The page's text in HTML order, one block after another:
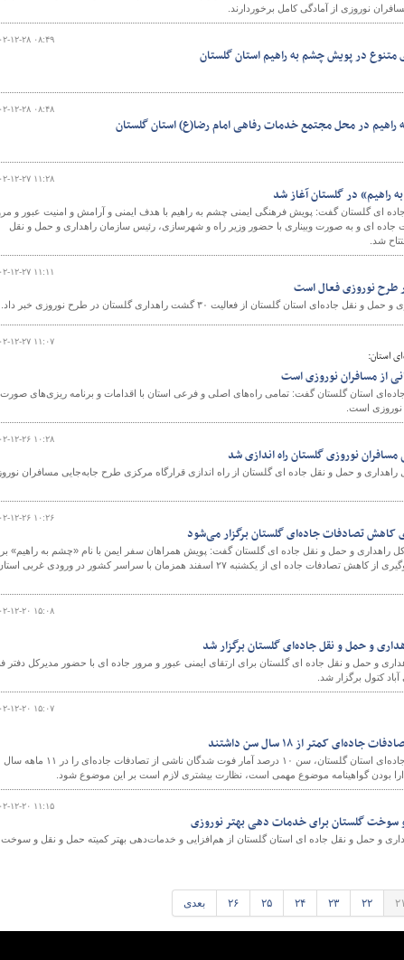
نوروزی از آمادگی کامل برخوردارند.
۱۴۰۲-۱۲-۲۸
متنوع در پویش چشم به راهیم استان گلستان
۱۴۰۲-۱۲-۲۸
راهیم در محل مجتمع خدمات رفاهی امام رضا(ع) استان گلستان
۱۴۰۲-۱۲-۲۷
راهیم» در گلستان آغاز شد
ای گلستان گفت: پویش فرهنگی ایمنی چشم به راهیم با هدف ایمنی و آرامش و امنیت عبور و
جاده ای و به صورت وبیناری با حضور وزیر راه و شهرسازی، رئیس سازمان راهداری و حمل و نقل
شد.
۱۴۰۲-۱۲-۲۷
استان گلستان از فعالیت ۳۰ گشت راهداری گلستان در طرح نوروزی خبر داد.
۱۴۰۲-۱۲-۲۷
استان:
از مسافران نوروزی است
استان گلستان گفت: تمامی راه‌های اصلی و فرعی استان با اقدامات و برنامه ریزی‌های صورت
نوروزی است.
۱۴۰۲-۱۲-۲۶
نوروزی گلستان راه اندازی شد
و حمل و نقل جاده ای گلستان از راه اندازی قرارگاه مرکزی طرح جابه‌جایی مسافران
۱۴۰۲-۱۲-۲۶
کاهش تصادفات جاده‌ای گلستان برگزار می‌شود
راهداری و حمل و نقل جاده ای گلستان گفت: پویش همراهان سفر ایمن با نام «چشم به راهیم»
ارتقای ایمنی عبور و مرور و جلوگیری از کاهش تصادفات جاده ای از یکشنبه ۲۷ اسفند همزمان با سراسر کشور در ورودی غربی
۱۴۰۲-۱۲-۲۰
و حمل و نقل جاده‌ای گلستان برگزار شد
و حمل و نقل جاده ای گلستان برای ارتقای ایمنی عبور و مرور جاده ای با حضور مدیرکل دفتر
کتول برگزار شد.
۱۴۰۲-۱۲-۲۰
مدیرکل راهداری و حمل و نقل جاده‌ای استان گلستان، سن ۱۰ درصد آمار فوت شدگان ناشی از تصادفات جاده‌ای را در ۱۱ ماهه سال
۱۴۰۲-۱۲-۲۰
سوخت گلستان برای خدمات دهی بهتر نوروزی
و حمل و نقل جاده ای استان گلستان از هم‌افزایی و خدمات‌دهی بهتر کمیته حمل و نقل و سوخت
۲۱ ۲۲ ۲۳ ۲۴ ۲۵ ۲۶ بعدی